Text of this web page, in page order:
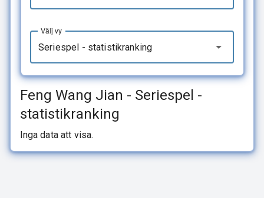
Seriespel - statistikranking
Välj vy
Feng Wang Jian - Seriespel -
statistikranking
Inga data att visa.